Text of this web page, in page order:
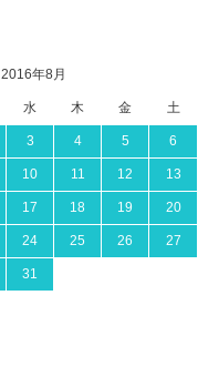
2016年8月
水 木 金 土
3 4 5 6
10 11 12 13
17 18 19 20
24 25 26 27
31